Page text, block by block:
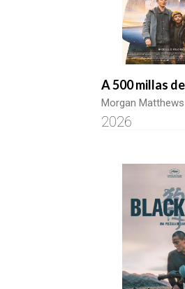
A 500 millas
Morgan Matthews
2026